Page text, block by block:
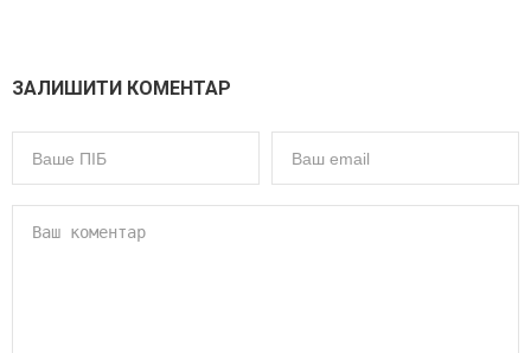
ЗАЛИШИТИ КОМЕНТАР